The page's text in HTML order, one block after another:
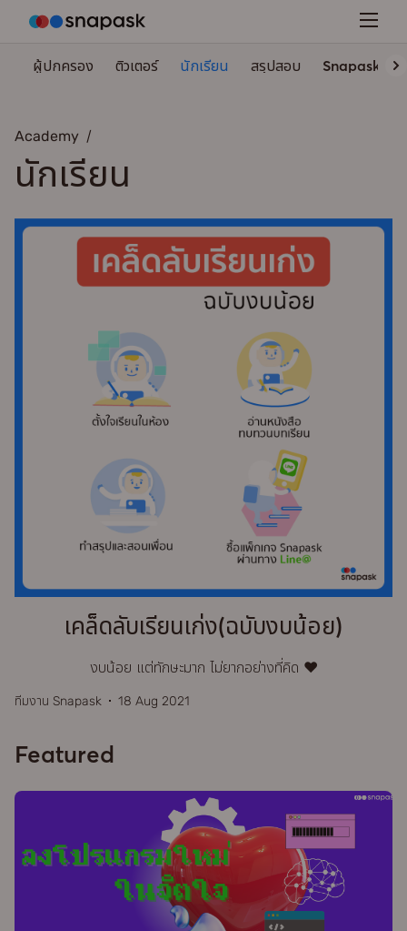
ผู้ปกครอง ติวเตอร์ นักเรียน สรุปสอบ Snapask
Academy
นักเรียน
เคล็ดลับเรียนเก่ง(ฉบับงบน้อย)
งบน้อย แต่ทักษะมาก ไม่ยากอย่างที่คิด ❤
ทีมงาน Snapask 18 Aug 2021
Featured